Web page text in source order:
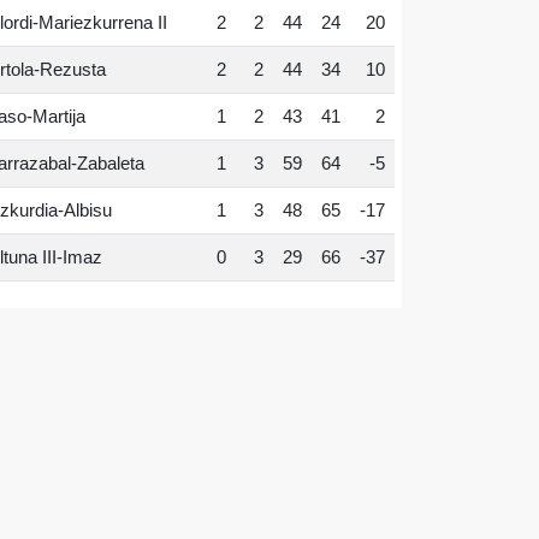
Mariezkurrena II 2 2 44 24 20
Rezusta 2 2 44 34 10
Martija 1 2 43 41 2
Zabaleta 1 3 59 64 -5
Albisu 1 3 48 65 -17
III-Imaz 0 3 29 66 -37